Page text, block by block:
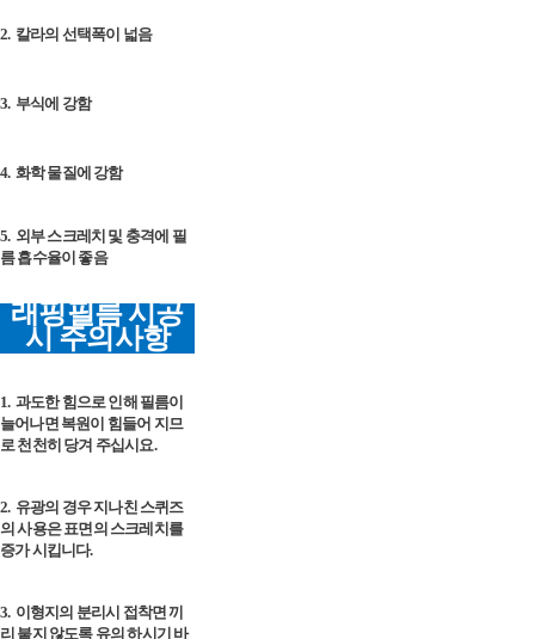
2. 칼라의 선택폭이 넓음
3. 부식에 강함
4. 화학 물질에 강함
5. 외부 스크레치 및 충격에 필
름 흡수율이 좋음
래핑필름 시공
시 주의사항
1. 과도한 힘으로 인해 필름이
늘어나면 복원이 힘들어 지므
로 천천히 당겨 주십시요.
2. 유광의 경우 지나친 스퀴즈
의 사용은 표면의 스크레치를
증가 시킵니다.
3. 이형지의 분리시 접착면 끼
리 붙지 않도록 유의 하시기 바